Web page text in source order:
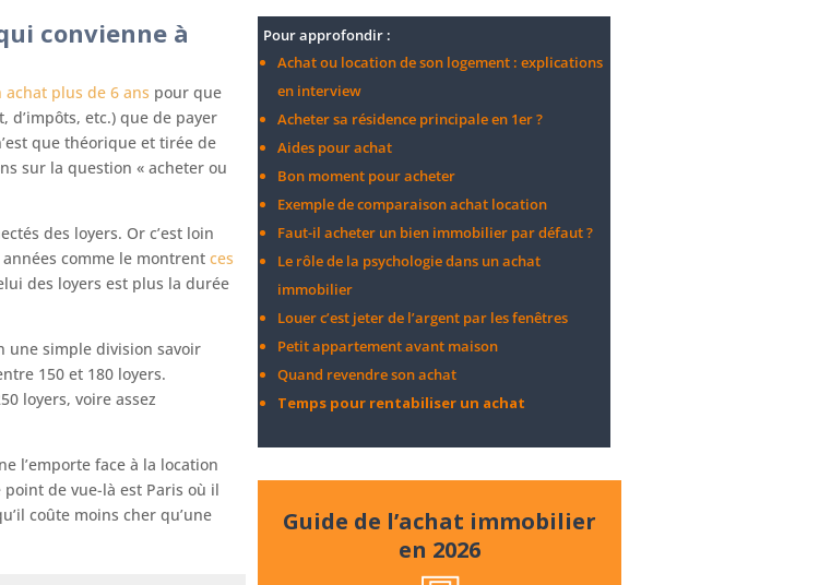
convienne à
plus de 6 ans pour que
d’impôts, etc.) que de payer
que théorique et tirée de
sur la question « acheter ou
des loyers. Or c’est loin
comme le montrent ces
des loyers est plus la durée
une simple division savoir
150 et 180 loyers.
loyers, voire assez
l’emporte face à la location
de vue-là est Paris où il
coûte moins cher qu’une
Pour approfondir :
Achat ou location de son logement : explications
en interview
Acheter sa résidence principale en 1er ?
Aides pour achat
Bon moment pour acheter
Exemple de comparaison achat location
Faut-il acheter un bien immobilier par défaut ?
Le rôle de la psychologie dans un achat
immobilier
Louer c’est jeter de l’argent par les fenêtres
Petit appartement avant maison
Quand revendre son achat
Temps pour rentabiliser un achat
Guide de l’achat immobilier
en 2026